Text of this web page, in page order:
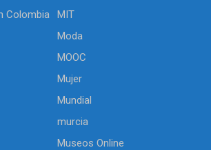
Colombia
MIT
Moda
MOOC
Mujer
Mundial
murcia
Museos Online